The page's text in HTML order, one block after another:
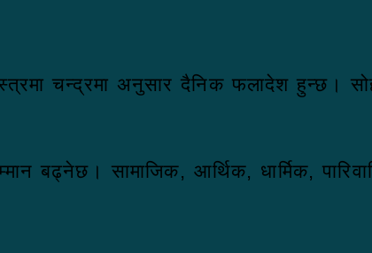
चन्द्रमा अनुसार दैनिक फलादेश हुन्छ।
बढ्नेछ। सामाजिक, आर्थिक, धार्मिक,